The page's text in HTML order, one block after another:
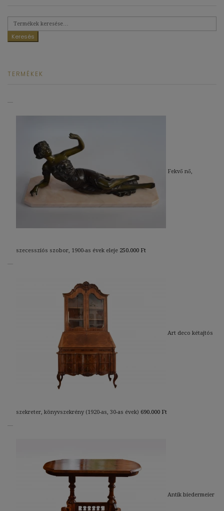
következőre:
Keresés
TERMÉKEK
Fekvő nő,
szecessziós szobor, 1900-as évek eleje 250.000 Ft
Art deco kétajtós
szekreter, könyvszekrény (1920-as, 30-as évek) 690.000 Ft
Antik biedermeier